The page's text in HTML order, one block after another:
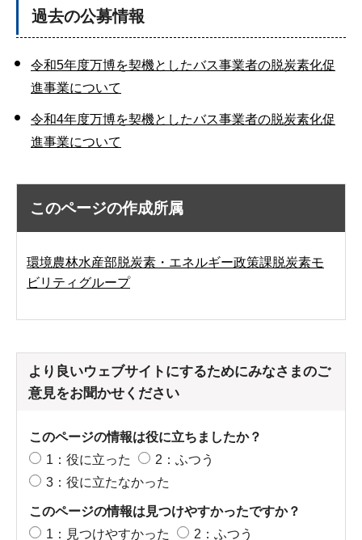
過去の公募情報
令和5年度万博を契機としたバス事業者の脱炭素化促
進事業について
令和4年度万博を契機としたバス事業者の脱炭素化促
進事業について
このページの作成所属
環境農林水産部脱炭素・エネルギー政策課脱炭素モ
ビリティグループ
より良いウェブサイトにするためにみなさまのご
意見をお聞かせください
このページの情報は役に立ちましたか？
1：役に立った
2：ふつう
3：役に立たなかった
このページの情報は見つけやすかったですか？
1：見つけやすかった
2：ふつう